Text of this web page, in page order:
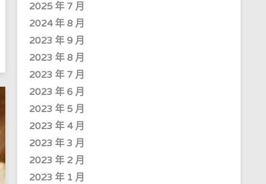
2025 年 7 月
2024 年 8 月
2023 年 9 月
2023 年 8 月
2023 年 7 月
2023 年 6 月
2023 年 5 月
2023 年 4 月
2023 年 3 月
2023 年 2 月
2023 年 1 月